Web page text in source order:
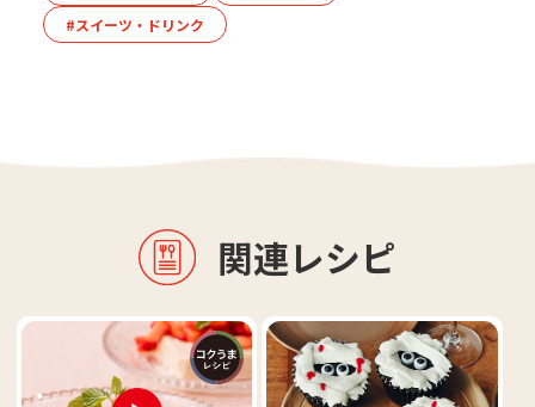
#スイーツ・ドリンク
関連レシピ